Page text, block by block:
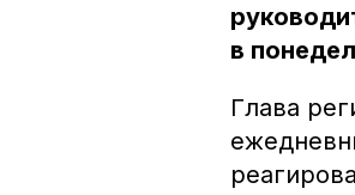
в
Глава